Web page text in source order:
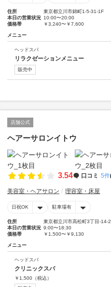
住所
東京都立川市錦町1-5-31-1F
本日の営業状況 10:00〜20:00
価格帯
￥3,240〜￥7,600
メニュー
ヘッドスパ
リラクゼーションメニュー
販売中
店舗公式
ヘアーサロンイトウ
3.54 口コミ 5件
美容室・ヘアサロン 理容室・床屋
日祝OK 駐車場有
住所
東京都立川市高松町3丁目-14-2
本日の営業状況 9:00〜18:30
価格帯
￥1,500〜￥9,130
メニュー
ヘッドスパ
クリニックスパ
￥ 1,500 （税込）